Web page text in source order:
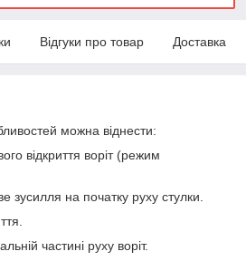
Відгуки про товар Доставка
можна віднести:
відкриття воріт (режим
зусилля на початку руху стулки.
частині руху воріт.